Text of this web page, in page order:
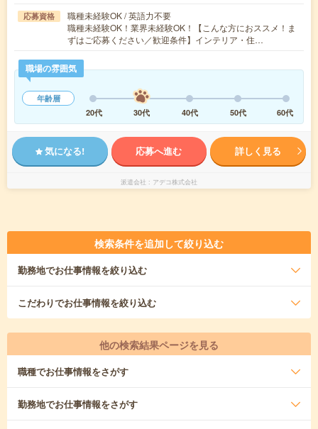
応募資格
職種未経験OK / 英語力不要
職種未経験OK！業界未経験OK！【こんな方におススメ！ま
ずはご応募ください／歓迎条件】インテリア・住…
職場の雰囲気
年齢層
20代
30代 40代 50代 60代
気になる! 応募へ進む 詳しく見る
派遣会社 アデコ株式会社
検索条件を追加して絞り込む
勤務地でお仕事情報を絞り込む
こだわりでお仕事情報を絞り込む
他の検索結果ページを見る
職種でお仕事情報をさがす
勤務地でお仕事情報をさがす